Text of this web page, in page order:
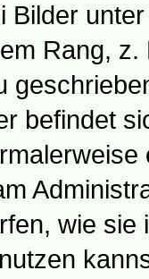
Bilder
Rang,
befindet
wie